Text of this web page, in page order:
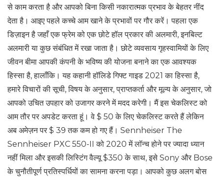
से काम करता है और आपको बिना किसी नकारात्मक प्रभाव के बेहतर नींद
देता है। आइए पहले कच्चे आम खाने के प्रभावों पर गौर करें। पहला एक
डिज़ाइन है जहाँ एक फ्रेम को एक छोटे हॉल प्रकार की अलमारी, इनबिल्ट
अलमारी या कुछ संबंधित में रखा जाता है। छोटे व्यवसाय गृहस्वामियों के लिए
जीवन बीमा आपकी कंपनी के भविष्य की योजना बनाने का एक आवश्यक
हिस्सा है, हालाँकि। यह कहानी हॉलिडे गिफ्ट गाइड 2021 का हिस्सा है,
हमारे विचारों की सूची, विषय के अनुसार, प्राप्तकर्ता और मूल्य के अनुसार, जो
आपको उचित उपहार को उजागर करने में मदद करेगी। मैं इस चेकलिस्ट को
आम तौर पर अपडेट करता हूं। वे $ 50 के लिए चेकलिस्ट करते हैं लेकिन
अब अमेज़न पर $ 39 तक कम हो गए हैं। Sennheiser The
Sennheiser PXC 550-II को 2020 में लॉन्च होने पर ज्यादा ध्यान
नहीं मिला और इसकी लिस्टिंग वैल्यू $350 के साथ, इसे Sony और Bose
के चुनौतीपूर्ण प्रतिस्पर्धियों का सामना करना पड़ा। आपको कुछ अलग बोस